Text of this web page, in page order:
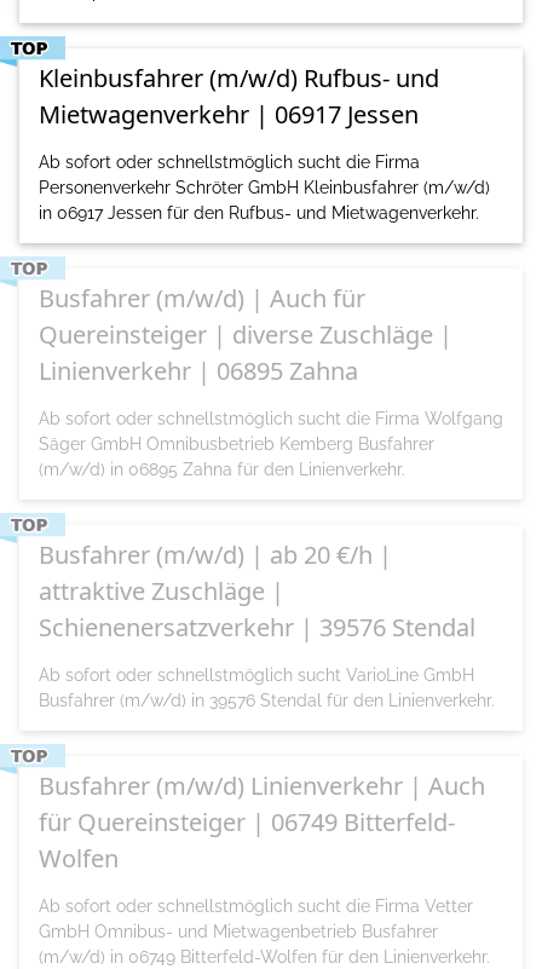
Kleinbusfahrer (m/w/d) Rufbus- und
Mietwagenverkehr | 06917 Jessen
Ab sofort oder schnellstmöglich sucht die Firma
Personenverkehr Schröter GmbH Kleinbusfahrer (m/w/d)
in 06917 Jessen für den Rufbus- und Mietwagenverkehr.
Busfahrer (m/w/d) | Auch für
Quereinsteiger | diverse Zuschläge |
Linienverkehr | 06895 Zahna
Ab sofort oder schnellstmöglich sucht die Firma Wolfgang
Säger GmbH Omnibusbetrieb Kemberg Busfahrer
(m/w/d) in 06895 Zahna für den Linienverkehr.
Busfahrer (m/w/d) | ab 20 €/h |
attraktive Zuschläge |
Schienenersatzverkehr | 39576 Stendal
Ab sofort oder schnellstmöglich sucht VarioLine GmbH
Busfahrer (m/w/d) in 39576 Stendal für den Linienverkehr.
Busfahrer (m/w/d) Linienverkehr | Auch
für Quereinsteiger | 06749 Bitterfeld-
Wolfen
Ab sofort oder schnellstmöglich sucht die Firma Vetter
GmbH Omnibus- und Mietwagenbetrieb Busfahrer
(m/w/d) in 06749 Bitterfeld-Wolfen für den Linienverkehr.